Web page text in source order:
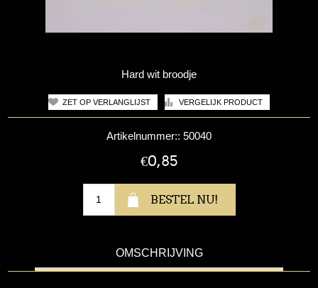
Hard wit broodje
Artikelnummer:: 50040
€0,85
OMSCHRIJVING